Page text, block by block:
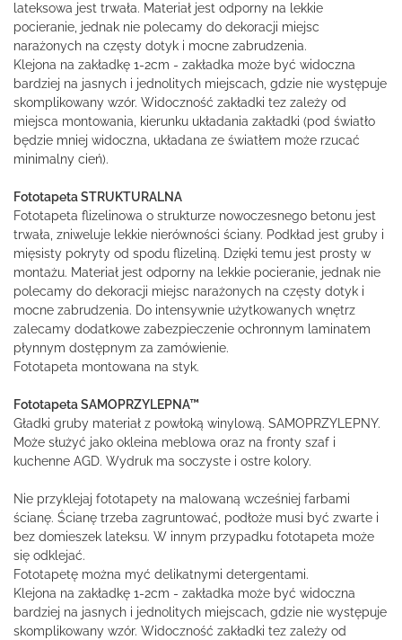
lateksowa jest trwała. Materiał jest odporny na lekkie
pocieranie, jednak nie polecamy do dekoracji miejsc
narażonych na częsty dotyk i mocne zabrudzenia.
Klejona na zakładkę 1-2cm - zakładka może być widoczna
bardziej na jasnych i jednolitych miejscach, gdzie nie występuje
skomplikowany wzór. Widoczność zakładki tez zależy od
miejsca montowania, kierunku układania zakładki (pod światło
będzie mniej widoczna, układana ze światłem może rzucać
minimalny cień).
Fototapeta STRUKTURALNA
Fototapeta flizelinowa o strukturze nowoczesnego betonu jest
trwała, zniweluje lekkie nierówności ściany. Podkład jest gruby i
mięsisty pokryty od spodu flizeliną. Dzięki temu jest prosty w
montażu. Materiał jest odporny na lekkie pocieranie, jednak nie
polecamy do dekoracji miejsc narażonych na częsty dotyk i
mocne zabrudzenia. Do intensywnie użytkowanych wnętrz
zalecamy dodatkowe zabezpieczenie ochronnym laminatem
płynnym dostępnym za zamówienie.
Fototapeta montowana na styk.
Fototapeta SAMOPRZYLEPNA™
Gładki gruby materiał z powłoką winylową. SAMOPRZYLEPNY.
Może służyć jako okleina meblowa oraz na fronty szaf i
kuchenne AGD. Wydruk ma soczyste i ostre kolory.
Nie przyklejaj fototapety na malowaną wcześniej farbami
ścianę. Ścianę trzeba zagruntować, podłoże musi być zwarte i
bez domieszek lateksu. W innym przypadku fototapeta może
się odklejać.
Fototapetę można myć delikatnymi detergentami.
Klejona na zakładkę 1-2cm - zakładka może być widoczna
bardziej na jasnych i jednolitych miejscach, gdzie nie występuje
skomplikowany wzór. Widoczność zakładki tez zależy od